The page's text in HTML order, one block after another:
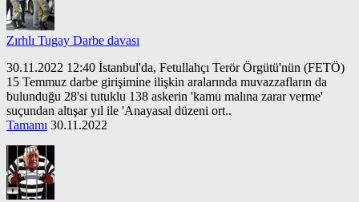
Zırhlı Tugay Darbe davası
30.11.2022 12:40 İstanbul'da, Fetullahçı Terör Örgütü'nün (FETÖ)
15 Temmuz darbe girişimine ilişkin aralarında muvazzafların da
bulunduğu 28'si tutuklu 138 askerin 'kamu malına zarar verme'
suçundan altışar yıl ile 'Anayasal düzeni ort..
Tamamı 30.11.2022